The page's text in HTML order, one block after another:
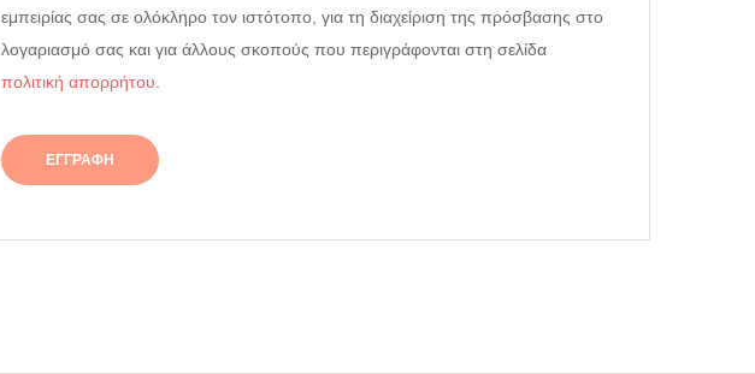
εμπειρίας σας σε ολόκληρο τον ιστότοπο, για τη διαχείριση της πρόσβασης στο
λογαριασμό σας και για άλλους σκοπούς που περιγράφονται στη σελίδα
πολιτική απορρήτου
ΕΓΓΡΑΦΉ